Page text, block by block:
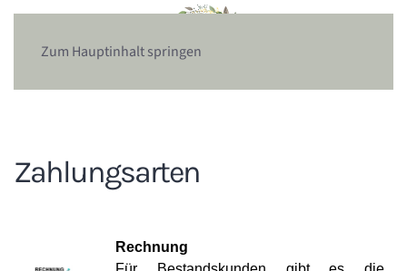
Zum Hauptinhalt springen
Zahlungsarten
Rechnung